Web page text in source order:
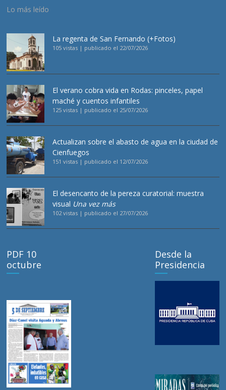
Lo más leído
La regenta de San Fernando (+Fotos)
105 vistas | publicado el 22/07/2026
El verano cobra vida en Rodas: pinceles, papel
maché y cuentos infantiles
125 vistas | publicado el 25/07/2026
Actualizan sobre el abasto de agua en la ciudad de
Cienfuegos
151 vistas | publicado el 12/07/2026
El desencanto de la pereza curatorial: muestra
visual Una vez más
102 vistas | publicado el 27/07/2026
PDF 10
octubre
Desde la
Presidencia